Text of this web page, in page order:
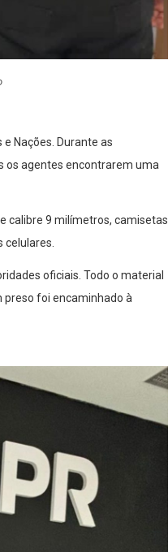
Nações. Durante as
os agentes encontrarem uma
calibre 9 milímetros, camisetas
oficiais. Todo o material
preso foi encaminhado à